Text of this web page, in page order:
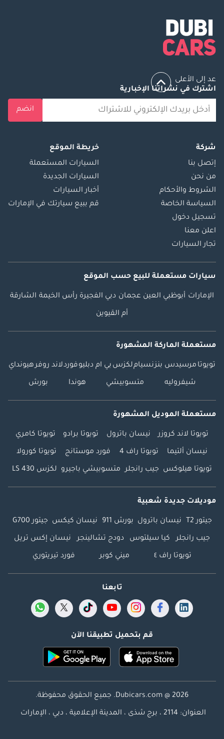
عد إلى الأعلى
اشترك في نشراتنا الإخبارية
انضم
شركة
إتصل بنا
من نحن
الشروط والأحكام
السياسة الخاصة
تسجيل دخول
اعلن معنا
تجار السيارات
خريطة الموقع
السيارات المستعملة
السيارات الجديدة
أخبار السيارات
قم ببيع سيارتك في الإمارات
سيارات مستعملة للبيع حسب الموقع
الإمارات أبوظبي العين عجمان دبي الفجيرة رأس الخيمة الشارقة
أم القيوين
مستعملة الماركة المشهورة
تويوتا مرسيدس بنزنسياملكزس بي ام دبليوفوردلاند روفرهيونداي
شيفروليه متسوبيشي هوندا بورش
مستعملة الموديل المشهورة
تويوتا لاند كروزر نيسان باترول تويوتا برادو تويوتا كامري
نيسان ألتيما تويوتا راف 4 فورد موستانج تويوتا كورولا
تويوتا هيلوكس جيب رانجلر متسوبيشي باجيرو لكزس LS 430
موديلات جديدة شعبية
جيتور T2 نيسان باترول بورش 911 نيسان كيكس جيتور G700
جيب رانجلر كيا سيلتوس دودج تشالينجر نيسان إكس تريل
تويوتا راف ٤ ميني كوبر فورد تيريتوري
تابعنا
قم بتحميل تطبيقنا الآن
Dubicars.com @ 2026. جميع الحقوق محفوظة.
العنوان: 2114 ، برج شذى ، المدينة الإعلامية ، دبي ، الإمارات